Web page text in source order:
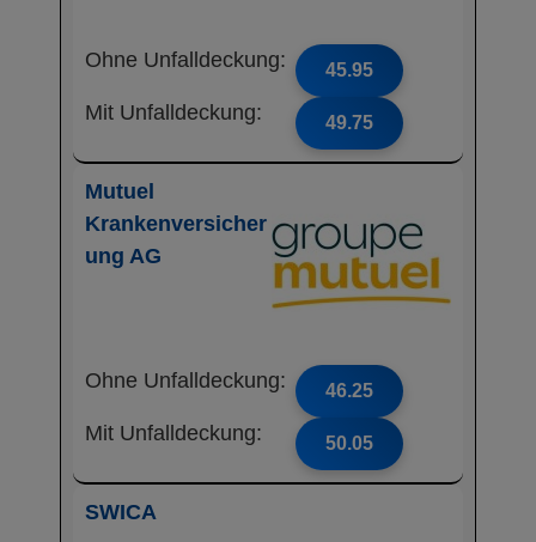
Ohne Unfalldeckung: 45.95
Mit Unfalldeckung: 49.75
Mutuel
Krankenversicher
ung AG
Ohne Unfalldeckung: 46.25
Mit Unfalldeckung: 50.05
SWICA